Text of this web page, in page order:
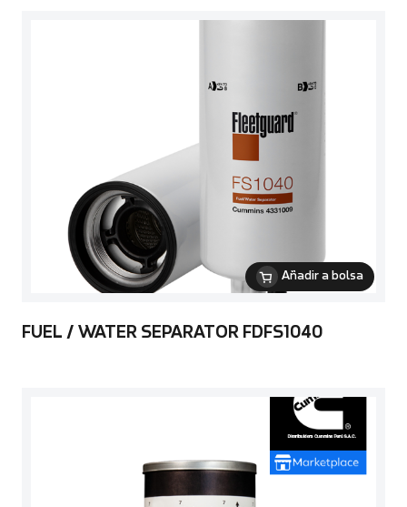
Añadir a bolsa
FUEL / WATER SEPARATOR FDFS1040